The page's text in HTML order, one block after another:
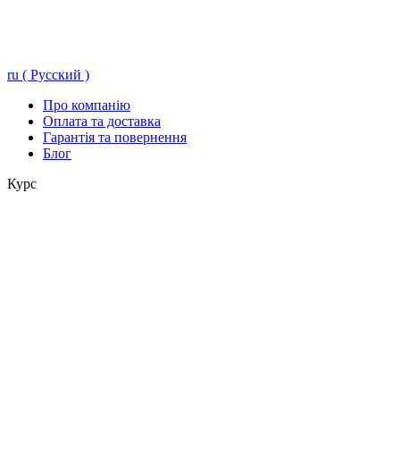
ru ( Русский )
Про компанію
Оплата та доставка
Гарантія та повернення
Блог
Курс